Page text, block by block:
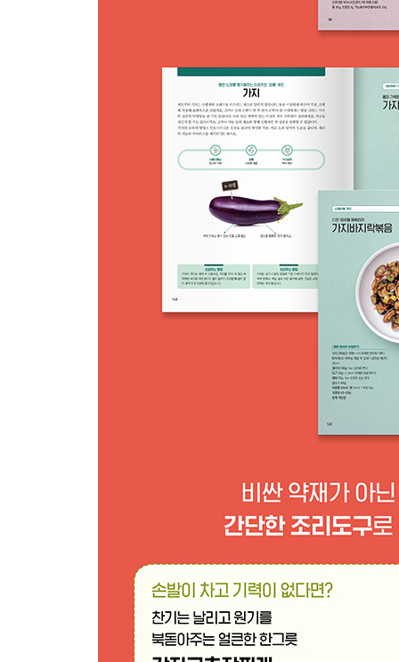
신장·방광을 튼튼하게 가지바지락볶음 142
고소하고 부드러운 맛이 일품 녹두새우리조토 145
열이 많은 체질에 도움 되는 녹두죽 146
피로한 간에 활력을 높여주는 녹두전 147
신체 해독 작용에 탁월한 숙주
입안에서 느끼는 봄의 향기 숙주미역무침스프링롤
열 내리고 신장 튼튼하게 해주는 숙주돼지고기볶음
혈액을 깨끗하게 해주는 숙주미나리샐러드 151
낮은 열량에 포만감 있는 청포묵
시원한 여름철 저칼로리 초간단 요리 청포묵콩국
탱글탱글하고 고소한 청포묵들깨가루무침 154
쫄깃하고 아삭한 식감 청포묵오이샐러드 155
풍부한 수분과 칼륨으로 갈증 해소를 돕는 오이
무더위에 딱인 여름철 별미 오이파프리카물김치
달고 시원한 배와 오이의 환상궁합 오이배샐러드
배추로 시원하게 만든 배추백짬뽕 161
간·신장·비위에 좋은 알배추찜 162
아삭하고 시원한 색다른 물김치 알배추노각물김치